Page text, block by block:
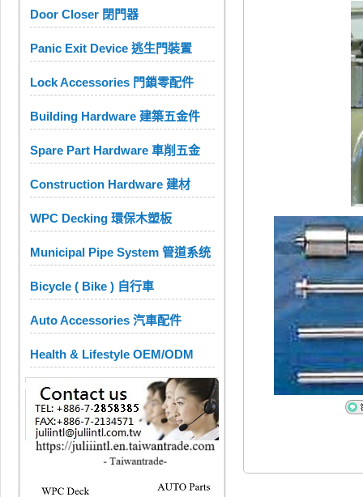
Door Closer 閉門器
Panic Exit Device 逃生門裝置
Lock Accessories 門鎖零配件
Building Hardware 建築五金件
Spare Part Hardware 車削五金
Construction Hardware 建材
WPC Decking 環保木塑板
Municipal Pipe System 管道系统
Bicycle ( Bike ) 自行車
Auto Accessories 汽車配件
Health & Lifestyle OEM/ODM